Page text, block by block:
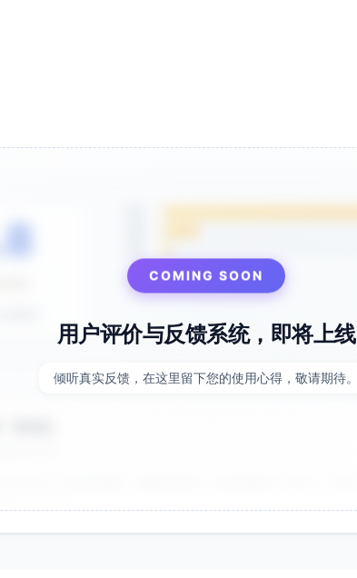
COMING SOON
用户评价与反馈系统，即将上线
倾听真实反馈，在这里留下您的使用心得，敬请期待。